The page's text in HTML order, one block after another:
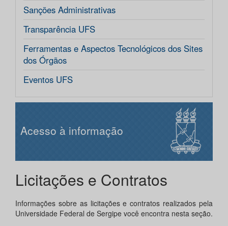
Sanções Administrativas
Transparência UFS
Ferramentas e Aspectos Tecnológicos dos Sites
dos Órgãos
Eventos UFS
Acesso à informação
Licitações e Contratos
Informações sobre as licitações e contratos realizados pela
Universidade Federal de Sergipe você encontra nesta seção.